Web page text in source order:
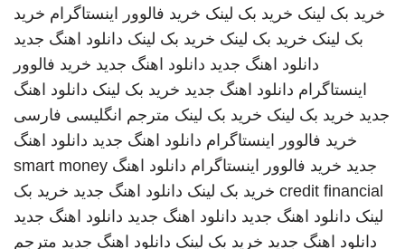
خرید بک لینک خرید بک لینک خرید فالوور اینستاگرام خرید
بک لینک خرید بک لینک خرید بک لینک دانلود اهنگ جدید
دانلود اهنگ جدید دانلود اهنگ جدید خرید فالوور
اینستاگرام دانلود اهنگ جدید خرید بک لینک دانلود اهنگ
جدید خرید بک لینک خرید بک لینک مترجم انگلیسی فارسی
خرید فالوور اینستاگرام دانلود اهنگ جدید دانلود اهنگ
جدید خرید فالوور اینستاگرام دانلود اهنگ smart money
credit financial خرید بک لینک دانلود اهنگ جدید خرید بک
لینک دانلود اهنگ جدید دانلود اهنگ جدید دانلود اهنگ جدید
دانلود اهنگ جدید خرید بک لینک دانلود اهنگ جدید مترجم